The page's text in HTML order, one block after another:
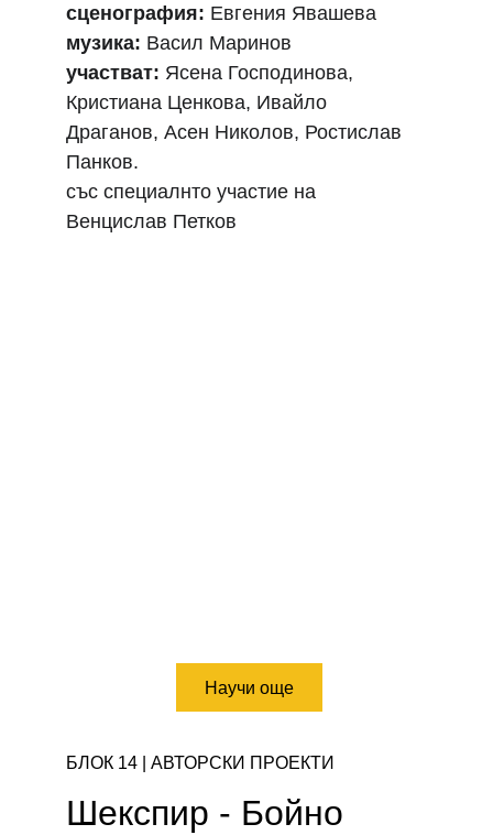
сценография: Евгения Явашева
музика: Васил Маринов
участват: Ясена Господинова,
Кристиана Ценкова, Ивайло
Драганов, Асен Николов, Ростислав
Панков.
със специалнто участие на
Венцислав Петков
Научи още
БЛОК 14 | АВТОРСКИ ПРОЕКТИ
Шекспир - Бойно